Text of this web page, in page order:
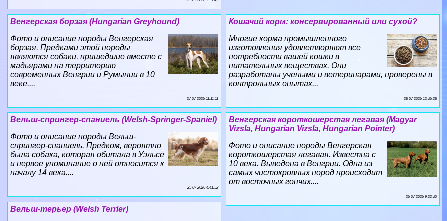
Кошачий корм: консервированный или сухой?
Многие корма промышленного
изготовления удовлетворяют все
потребности вашей кошки в
питательных веществах. Они
разработаны учеными и ветеринарами, проверены в
контрольных опытах...
28 07 2026 12:36:28
Венгерская борзая (Hungarian Greyhound)
Фото и описание породы Венгерская
борзая. Предками этой породы
являются собаки, пришедшие вместе с
мадьярами на территорию
современных Венгрии и Румынии в 10
веке....
27 07 2026 11:11:11
Венгерская короткошерстая легавая (Magyar
Vizsla, Hungarian Vizsla, Hungarian Pointer)
Фото и описание породы Венгерская
короткошерстая легавая. Известна с
10 века. Выведена в Венгрии. Одна из
самых чистокровных пород происходит
от восточных гончих....
26 07 2026 9:22:30
Вельш-спрингер-спаниель (Welsh-Springer-Spaniel)
Фото и описание породы Вельш-
спрингер-спаниель. Предком, вероятно
была собака, которая обитала в Уэльсе
и первое упоминание о ней относится к
началу 14 века....
25 07 2026 4:41:52
Вельш-терьер (Welsh Terrier)